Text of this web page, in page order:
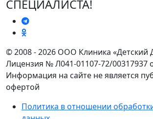
СПЕЦИАЛИСТА!
© 2008 - 2026 ООО Клиника «Детский
Лицензия № Л041-01107-72/00317937
Информация на сайте не является
офертой
Политика в отношении